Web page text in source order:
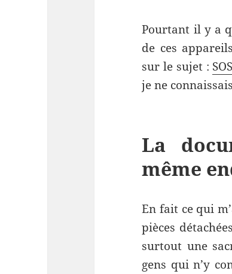
Pourtant il y a
de ces
sur le sujet :
je ne
La
même
En fait ce qui
pièces
surtout une
gens qui n’y